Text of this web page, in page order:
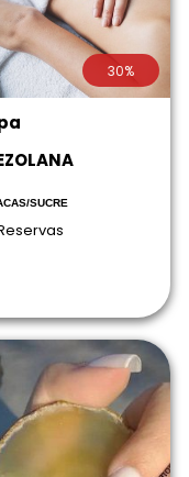
30%
SUCRE